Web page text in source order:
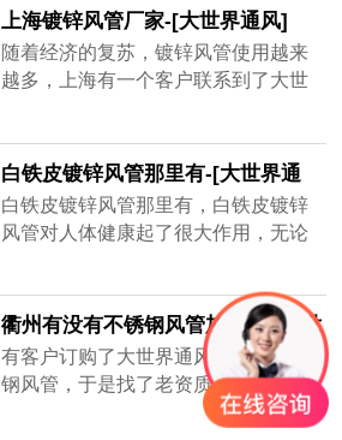
大一点的地方用角钢法兰风管，共板
风管为了不影响到后期使用效果，需
要增强共板风管密封性、抗压强度，
质量好的共板风管不容易坏，不会漏
很多电费。
上海镀锌风管厂家-[大世界通风]
随着经济的复苏，镀锌风管使用越来
越多，上海有一个客户联系到了大世
理，新一轮生产要等15天之后才能发
货，客户还等着用呢，于是找到大世
界通风，地处无锡，离工地不远，并
且确保3天出货，客户在验证以后很快
白铁皮镀锌风管那里有-[大世界通
风]
白铁皮镀锌风管那里有，白铁皮镀锌
风管对人体健康起了很大作用，无论
镀锌风管的帮助，有的建筑人口密
集，要全天不停运转，因此白铁皮镀
锌风管质量要好，加强通风效率，避
免损坏。常年做通风工程的客户知道
怎么分辨白铁皮镀锌风管的质量好
坏，而新入行的客户不知道怎么挑质
衢州有没有不锈钢风管加工厂-[大世
界通风]
有客户订购了大世界通风生产的不锈
钢风管，于是找了老资质的安装工人
安装，做过工程很多，到工地上一